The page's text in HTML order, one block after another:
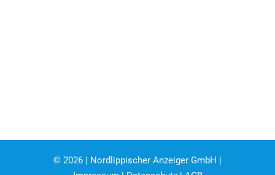
© 2026 | Nordlippischer Anzeiger GmbH |